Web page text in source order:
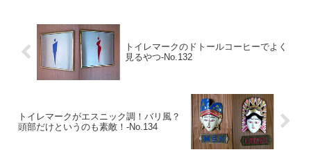
トイレマークのドトールコーヒーでよく
見るやつ-No.132
トイレマークがエスニック調！バリ風？
頭部だけというのも素敵！-No.134